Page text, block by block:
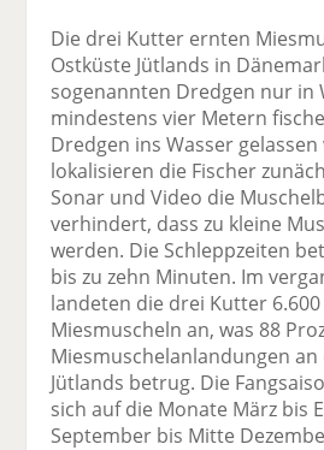
Die drei Kutter ernten
Ostküste Jütlands in
sogenannten Dredgen nur in
mindestens vier Metern
Dredgen ins Wasser
lokalisieren die Fischer
Sonar und Video die
verhindert, dass zu kleine
werden. Die Schleppzeiten
bis zu zehn Minuten. Im
landeten die drei Kutter
Miesmuscheln an, was 88
Miesmuschelanlandungen
Jütlands betrug. Die
sich auf die Monate März bis
September bis Mitte